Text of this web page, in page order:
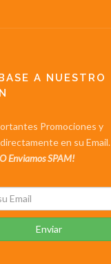
A NUESTRO
Promociones y
en su Email.
Enviamos SPAM!
Enviar